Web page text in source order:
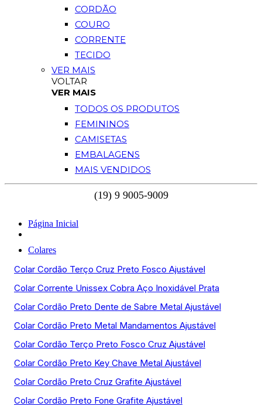
CORDÃO
COURO
CORRENTE
TECIDO
VER MAIS
VOLTAR
VER MAIS
TODOS OS PRODUTOS
FEMININOS
CAMISETAS
EMBALAGENS
MAIS VENDIDOS
Página Inicial
Colares
Colar Cordão Terço Cruz Preto Fosco Ajustável
Colar Corrente Unissex Cobra Aço Inoxidável Prata
Colar Cordão Preto Dente de Sabre Metal Ajustável
Colar Cordão Preto Metal Mandamentos Ajustável
Colar Cordão Terço Preto Fosco Cruz Ajustável
Colar Cordão Preto Key Chave Metal Ajustável
Colar Cordão Preto Cruz Grafite Ajustável
Colar Cordão Preto Fone Grafite Ajustável